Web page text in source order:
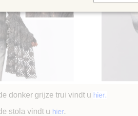
donker grijze trui vindt u hier.
stola vindt u hier.